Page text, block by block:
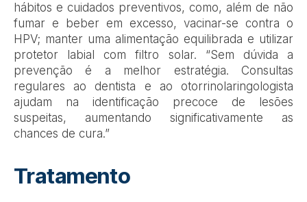
hábitos e cuidados preventivos, como, além de não
fumar e beber em excesso, vacinar-se contra o
HPV; manter uma alimentação equilibrada e utilizar
protetor labial com filtro solar. “Sem dúvida a
prevenção é a melhor estratégia. Consultas
regulares ao dentista e ao otorrinolaringologista
ajudam na identificação precoce de lesões
suspeitas, aumentando significativamente as
chances de cura.”
Tratamento